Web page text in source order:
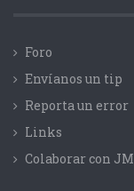
Foro
Envíanos un tip
Reporta un error
Links
Colaborar con JM